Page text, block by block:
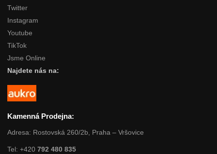
Twitter
Instagram
Youtube
TikTok
Jsme Online
Najdete nás na:
Kamenná Prodejna:
Adresa: Rostovská 260/2b, Praha – Vršovice
Tel: +420 792 480 835